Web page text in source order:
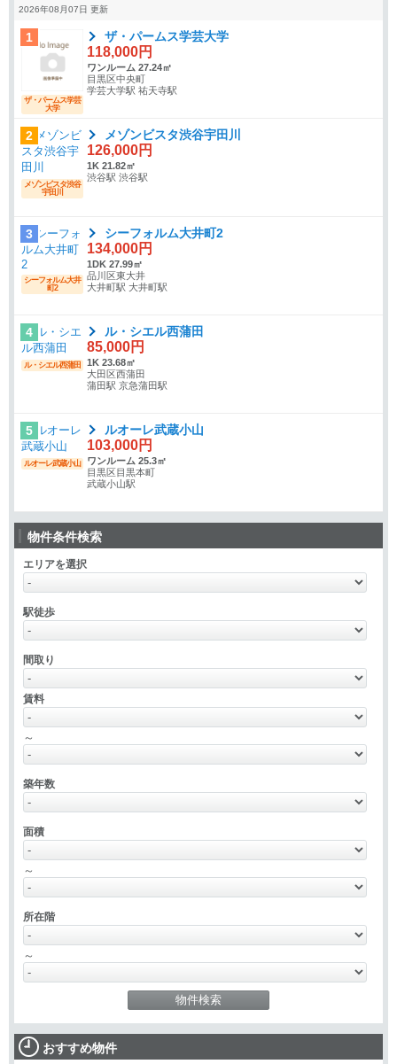
2026年08月07日 更新
1
ザ・パームス学芸
大学
ザ・パームス学芸大学
118,000円
ワンルーム 27.24㎡
目黒区中央町
学芸大学駅 祐天寺駅
2
メゾンビスタ渋谷
宇田川
メゾンビスタ渋谷宇田川
126,000円
1K 21.82㎡
渋谷駅 渋谷駅
3
シーフォルム大井
町2
シーフォルム大井町2
134,000円
1DK 27.99㎡
品川区東大井
大井町駅 大井町駅
4
ル・シエル西蒲田
ル・シエル西蒲田
85,000円
1K 23.68㎡
大田区西蒲田
蒲田駅 京急蒲田駅
5
ルオーレ武蔵小山
ルオーレ武蔵小山
103,000円
ワンルーム 25.3㎡
目黒区目黒本町
武蔵小山駅
物件条件検索
エリアを選択
駅徒歩
間取り
賃料
～
築年数
面積
～
所在階
～
おすすめ物件